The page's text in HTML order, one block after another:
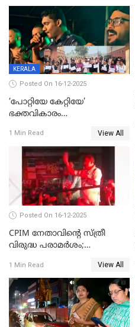
KERALA
Posted On 16-12-2025
‘പോറ്റിയേ കേറ്റിയേ’
ഭക്തവികാരം
ഡിജിപിക്ക് പരാതി; ശക്തമായ
നടപടി വേണമെന്നു
സിപിഐഎമ്മും
1 Min Read View All
Posted On 16-12-2025
CPIM നേതാവിൻ്റെ സ്ത്രീ
വിരുദ്ധ പരാമർശം;
1 Min Read View All